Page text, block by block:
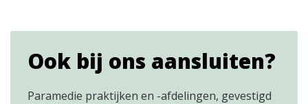
Ook bij ons aansluiten?
Paramedie praktijken en -afdelingen, gevestigd